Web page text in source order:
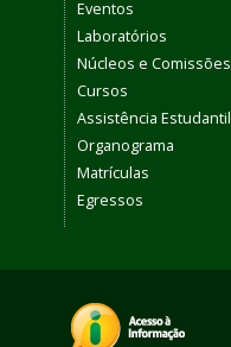
Eventos
Laboratórios
Núcleos e Comissões
Cursos
Assistência Estudantil
Organograma
Matrículas
Egressos